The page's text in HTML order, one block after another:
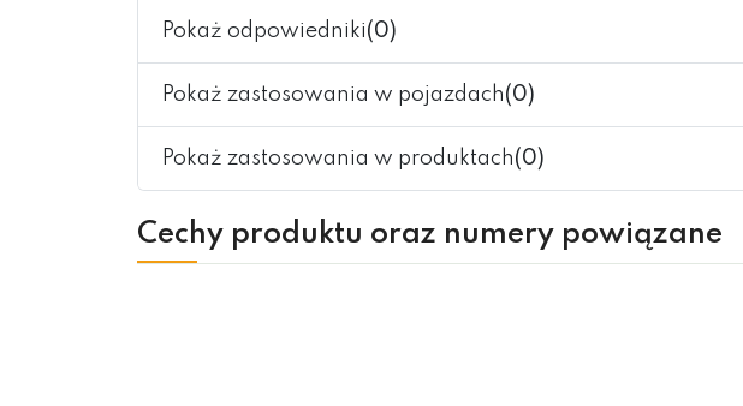
Pokaż odpowiedniki(0)
Pokaż zastosowania w pojazdach(0)
Pokaż zastosowania w produktach(0)
Cechy produktu oraz numery powiązane